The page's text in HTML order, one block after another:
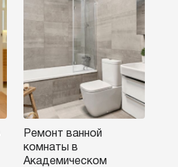
Ремонт ванной
комнаты в
Академическом